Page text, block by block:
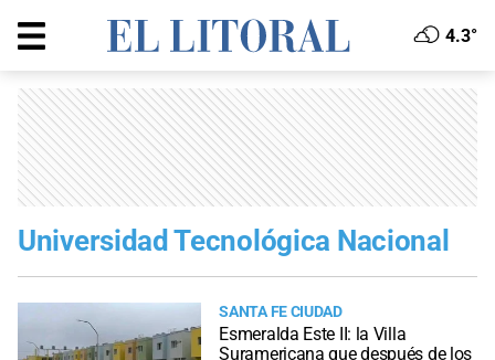
4.3°
Universidad Tecnológica Nacional
SANTA FE CIUDAD
Esmeralda Este II: la Villa
Suramericana que después de los